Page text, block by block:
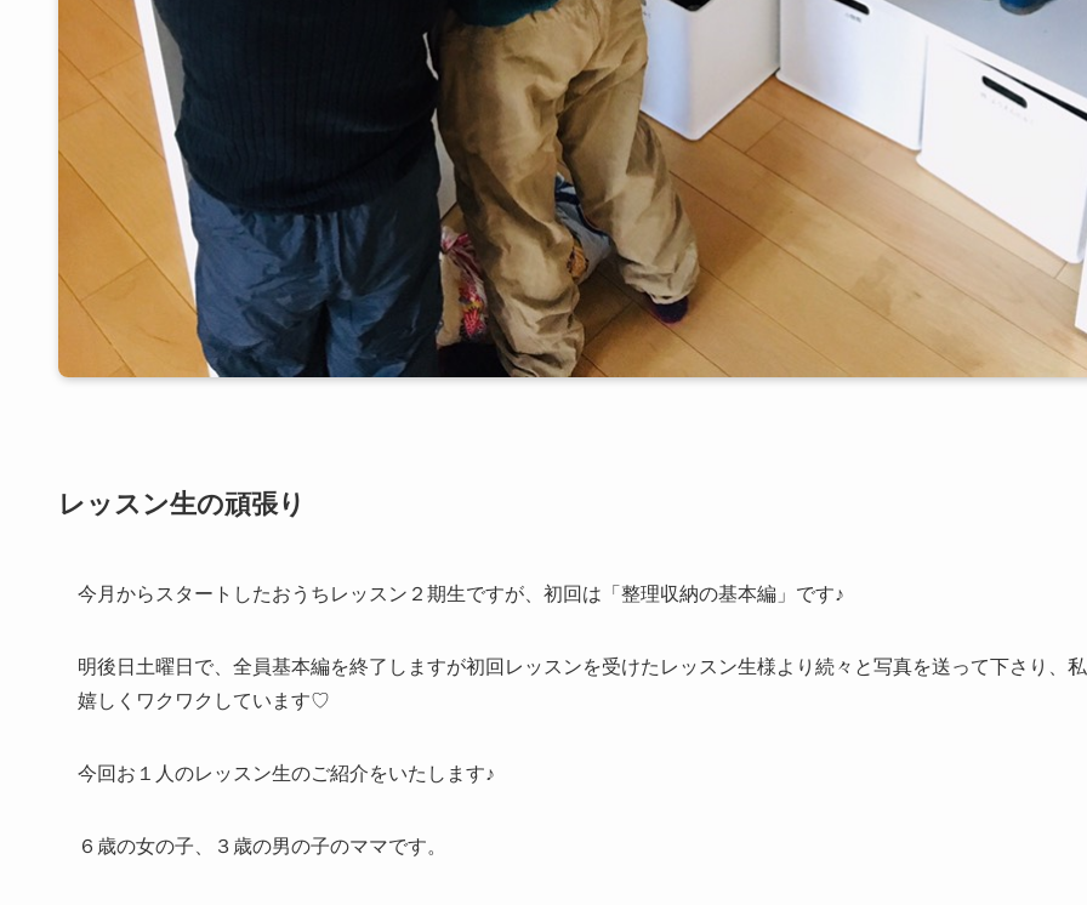
レッスン生の頑張り
今月からスタートしたおうちレッスン２期生ですが、初回は「整理収納の基本編」です♪
明後日土曜日で、全員基本編を終了しますが初回レッスンを受けたレッスン生様より続々と写真を送って下さり、
嬉しくワクワクしています♡
今回お１人のレッスン生のご紹介をいたします♪
６歳の女の子、３歳の男の子のママです。